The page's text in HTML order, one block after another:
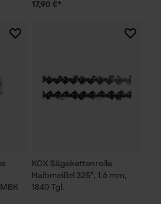
17,90 €*
KOX Sägekettenrolle
Halbmeißel 325", 1.6 mm,
1840 Tgl.